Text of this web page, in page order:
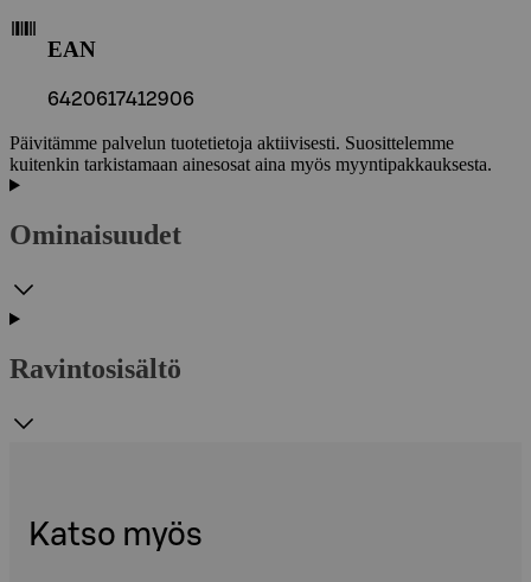
EAN
6420617412906
Päivitämme palvelun tuotetietoja aktiivisesti. Suosittelemme
kuitenkin tarkistamaan ainesosat aina myös myyntipakkauksesta.
Ominaisuudet
Ravintosisältö
Katso myös